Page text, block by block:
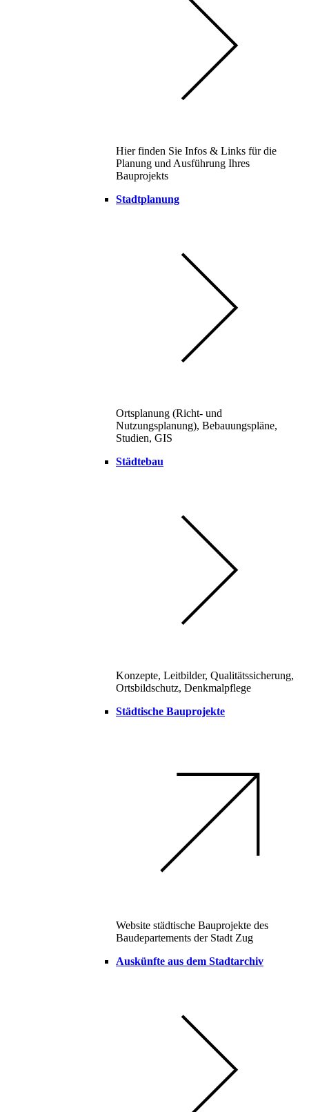
Hier finden Sie Infos & Links für die
Planung und Ausführung Ihres
Bauprojekts
Stadtplanung
Ortsplanung (Richt- und
Nutzungsplanung), Bebauungspläne,
Studien, GIS
Städtebau
Konzepte, Leitbilder, Qualitätssicherung,
Ortsbildschutz, Denkmalpflege
Städtische Bauprojekte
Website städtische Bauprojekte des
Baudepartements der Stadt Zug
Auskünfte aus dem Stadtarchiv